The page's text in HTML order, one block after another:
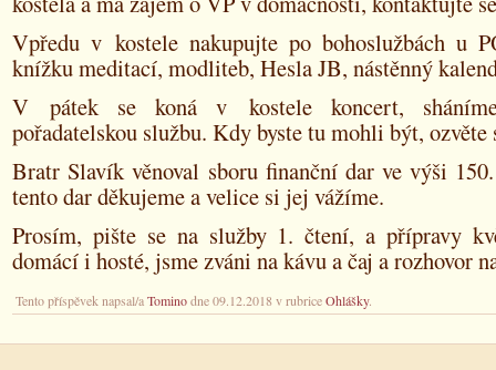
Vpředu v kostele nakupujte po bohoslužbách u
knížku meditací, modliteb, Hesla JB, nástěnný
V pátek se koná v kostele koncert,
pořadatelskou službu. Kdy byste tu mohli být, ozvěte
Bratr Slavík věnoval sboru finanční dar ve výši
tento dar děkujeme a velice si jej vážíme.
Prosím, pište se na služby 1. čtení, a přípravy
domácí i hosté, jsme zváni na kávu a čaj a rozhovor
Tento příspěvek napsal/aTominodne 09.12.2018 v rubriceOhlášky.